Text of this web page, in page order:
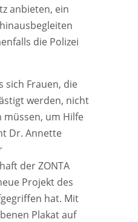
anbieten, ein
die Polizei
sich Frauen, die
werden, nicht
müssen, um Hilfe
Dr. Annette
der ZONTA
Projekt des
hat. Mit
Plakat auf